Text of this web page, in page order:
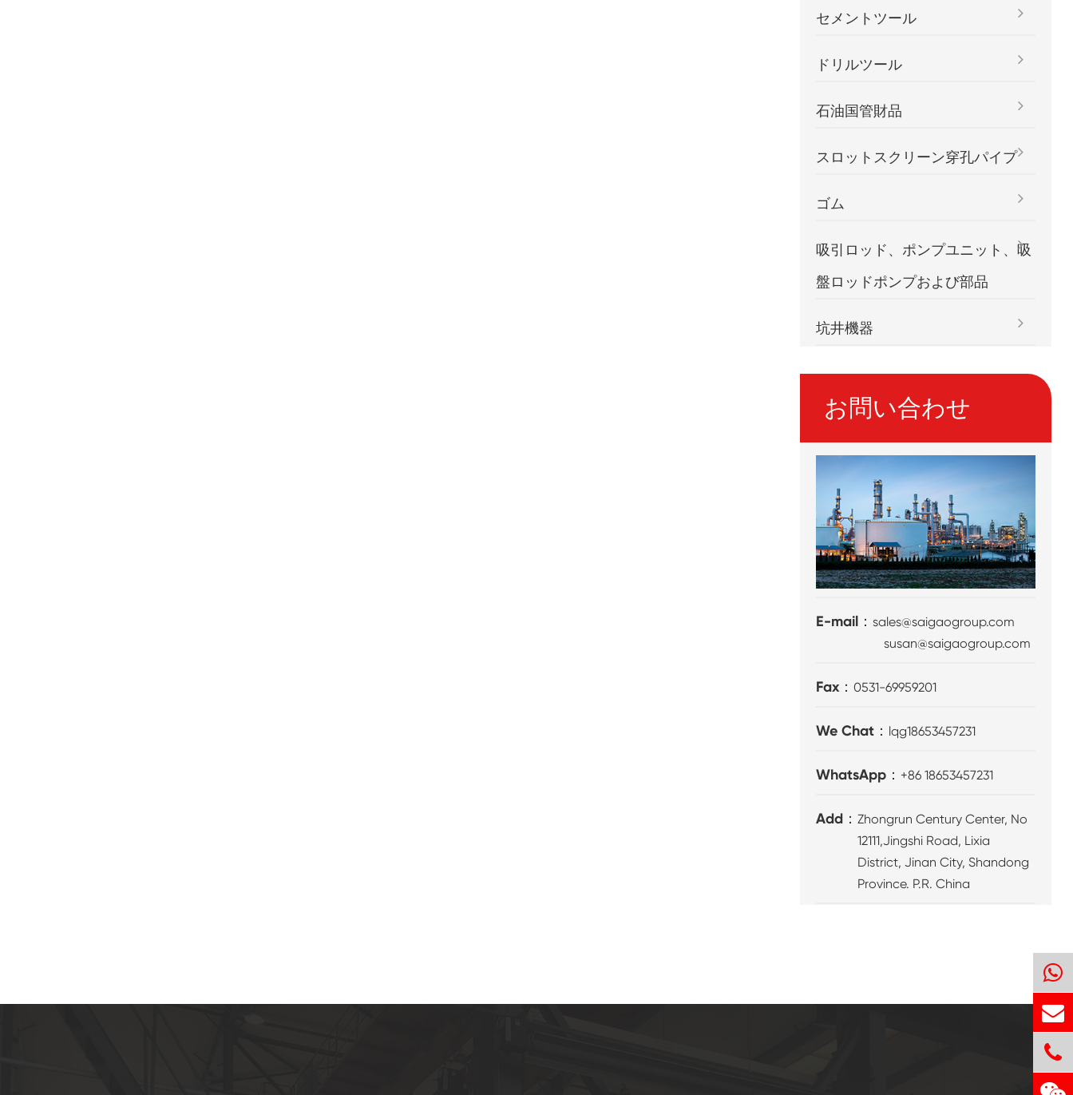
セメントツール
ドリルツール
石油国管財品
スロットスクリーン穿孔パイプ
ゴム
吸引ロッド、ポンプユニット、吸
盤ロッドポンプおよび部品
坑井機器
お問い合わせ
E-mail：sales@saigaogroup.com
susan@saigaogroup.com
Fax：0531-69959201
We Chat： lqg18653457231
WhatsApp： +86 18653457231
Add：Zhongrun Century Center, No
12111,Jingshi Road, Lixia
District, Jinan City, Shandong
Province. P.R. China